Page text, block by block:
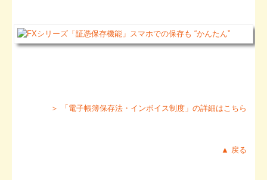
＞ 「電子帳簿保存法・インボイス制度」の詳細はこちら
▲ 戻る